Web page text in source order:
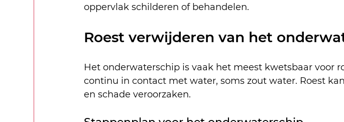
oppervlak schilderen of behandelen.
Roest verwijderen van het
Het onderwaterschip is vaak het meest kwetsbaar voor
continu in contact met water, soms zout water. Roest
en schade veroorzaken.